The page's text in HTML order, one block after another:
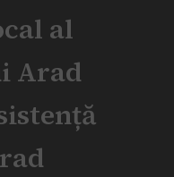
al
Arad